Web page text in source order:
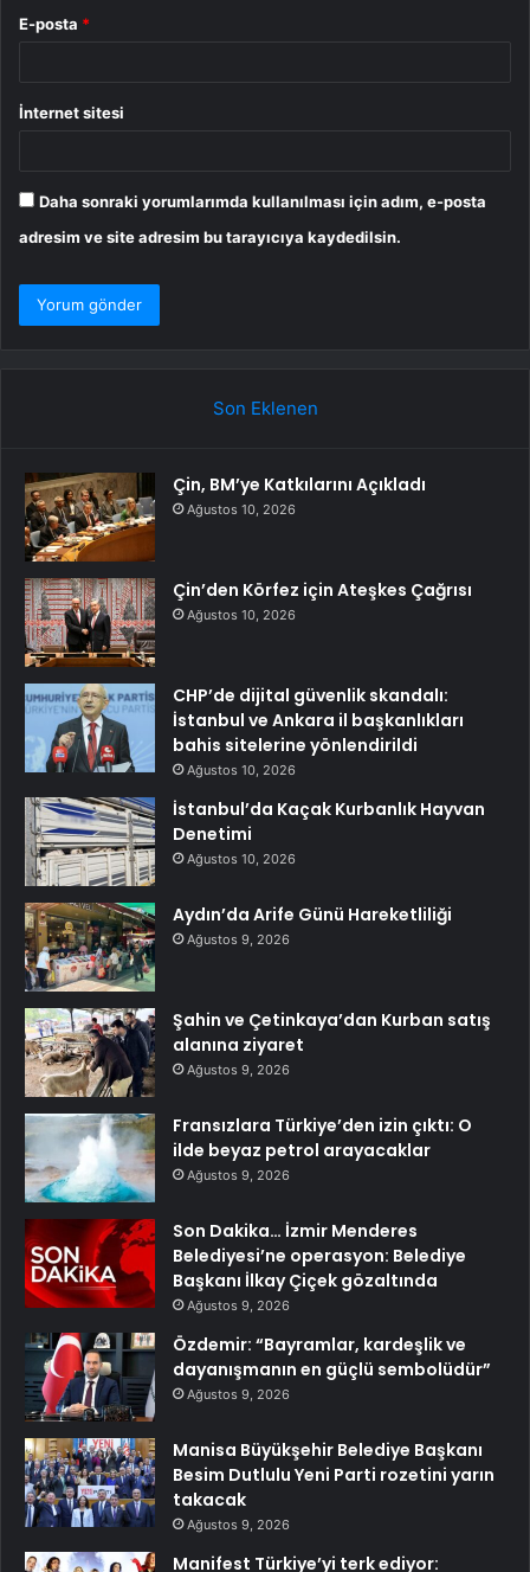
E-posta *
İnternet sitesi
Daha sonraki yorumlarımda kullanılması için adım, e-posta
adresim ve site adresim bu tarayıcıya kaydedilsin.
Son Eklenen
Çin, BM’ye Katkılarını Açıkladı
Ağustos 10, 2026
Çin’den Körfez için Ateşkes Çağrısı
Ağustos 10, 2026
CHP’de dijital güvenlik skandalı:
İstanbul ve Ankara il başkanlıkları
bahis sitelerine yönlendirildi
Ağustos 10, 2026
İstanbul’da Kaçak Kurbanlık Hayvan
Denetimi
Ağustos 10, 2026
Aydın’da Arife Günü Hareketliliği
Ağustos 9, 2026
Şahin ve Çetinkaya’dan Kurban satış
alanına ziyaret
Ağustos 9, 2026
Fransızlara Türkiye’den izin çıktı: O
ilde beyaz petrol arayacaklar
Ağustos 9, 2026
Son Dakika… İzmir Menderes
Belediyesi’ne operasyon: Belediye
Başkanı İlkay Çiçek gözaltında
Ağustos 9, 2026
Özdemir: “Bayramlar, kardeşlik ve
dayanışmanın en güçlü sembolüdür”
Ağustos 9, 2026
Manisa Büyükşehir Belediye Başkanı
Besim Dutlulu Yeni Parti rozetini yarın
takacak
Ağustos 9, 2026
Manifest Türkiye’yi terk ediyor: